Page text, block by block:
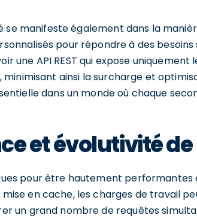
se manifeste également dans la
pour répondre à des besoins
une API REST qui expose uniquement
ainsi la surcharge et
dans un monde où chaque
et évolutivité de
pour être hautement
mise en cache, les charges de travail
un grand nombre de requêtes